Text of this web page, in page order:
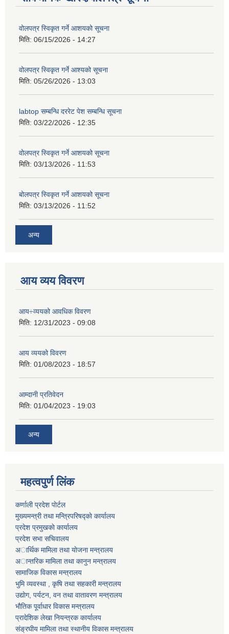
वोलपत्र स्विकृत गर्ने आशयको सूचना
मिति: 06/15/2026 - 14:27
वोलपत्र स्विकृत गर्ने आश्यको सूचना
मिति: 05/26/2026 - 13:03
labtop सम्बन्धि दररेट पेश सम्बन्धि सूचना
मिति: 03/22/2026 - 12:35
वोलपत्र स्विकृत गर्ने आशयको सूचना
मिति: 03/13/2026 - 11:53
बोलपत्र स्विकृत गर्ने आशयको सूचना
मिति: 03/13/2026 - 11:52
अन्य
आय व्यय विवरण
आय÷व्ययको आवधिक विवरण
मिति: 12/31/2023 - 09:08
आय व्ययको विवरण
मिति: 01/08/2023 - 18:57
आम्दानी प्रतिवेदन
मिति: 01/04/2023 - 19:03
अन्य
महत्वपुर्ण लिंक
कर्णाली प्रदेश पाेर्टल
मुख्यमन्त्री तथा मन्त्रिपरिषद्काे कार्यालय
प्रदेश प्रमुखकाे कार्यालय
प्रदेश सभा सचिवालय
अार्थिक मामिला तथा याेजना मन्त्रालय
अान्तरिक मामिला तथा कानुन मन्त्रालय
सामाजिक विकास मन्त्रालय
भुमि व्यवस्था , कृषि तथा सहकारी मन्त्रालय
उद्याेग, पर्यटन, वन तथा वातावरण मन्त्रालय
भाैतिक पूर्वाधार विकास मन्त्रालय
प्रादेशिक लेखा नियन्त्रक कार्यालय
संङ्रघीय मामिला तथा स्थानीय विकास मन्त्रालय